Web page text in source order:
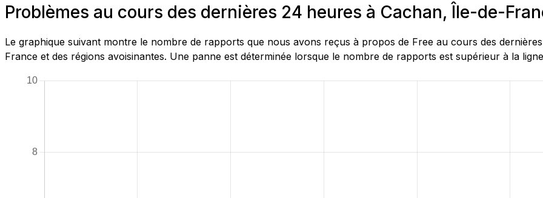
Problèmes au cours des dernières 24 heures à Cachan, Île-de-
Le graphique suivant montre le nombre de rapports que nous avons reçus à propos de Free au cours des
France et des régions avoisinantes. Une panne est déterminée lorsque le nombre de rapports est supérieur à la